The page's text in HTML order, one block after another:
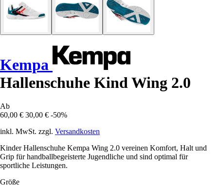
Kempa
Hallenschuhe Kind Wing 2.0
Ab
60,00 € 30,00 € -50%
inkl. MwSt. zzgl. Versandkosten
Kinder Hallenschuhe Kempa Wing 2.0 vereinen Komfort, Halt und
Grip für handballbegeisterte Jugendliche und sind optimal für
sportliche Leistungen.
Größe